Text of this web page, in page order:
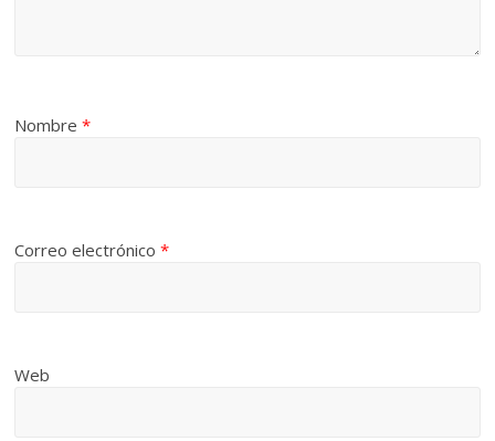
Nombre*
Correo electrónico*
Web